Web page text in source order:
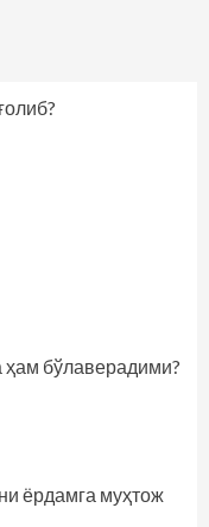
ҳам бўлаверадими?
ёрдамга муҳтож